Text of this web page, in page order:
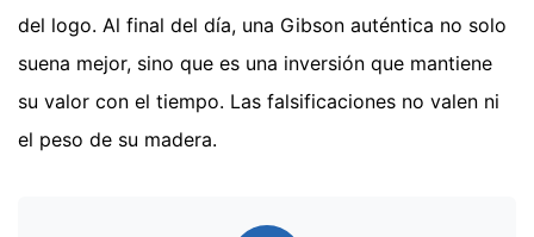
del logo. Al final del día, una Gibson auténtica no solo
suena mejor, sino que es una inversión que mantiene
su valor con el tiempo. Las falsificaciones no valen ni
el peso de su madera.